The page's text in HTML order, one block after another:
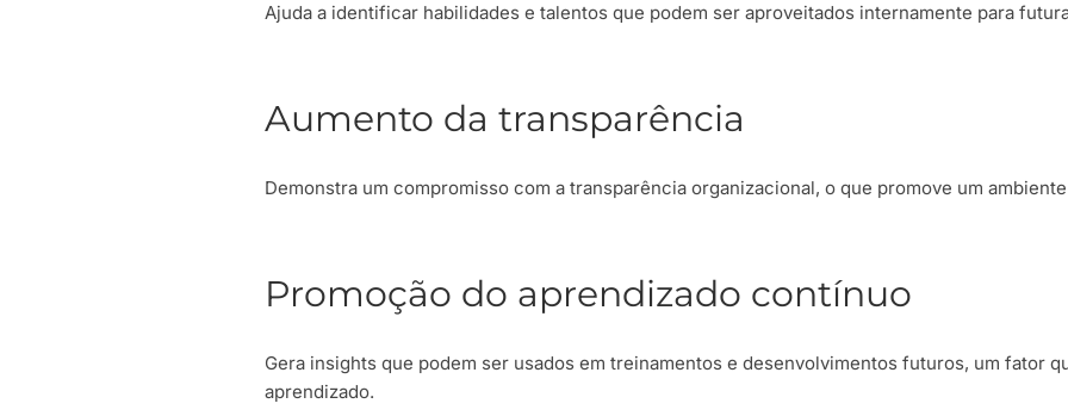
Ajuda a identificar habilidades e talentos que podem ser aproveitados internamente para
Aumento da transparência
Demonstra um compromisso com a transparência organizacional, o que promove um
Promoção do aprendizado contínuo
Gera insights que podem ser usados em treinamentos e desenvolvimentos futuros, um fator
aprendizado.